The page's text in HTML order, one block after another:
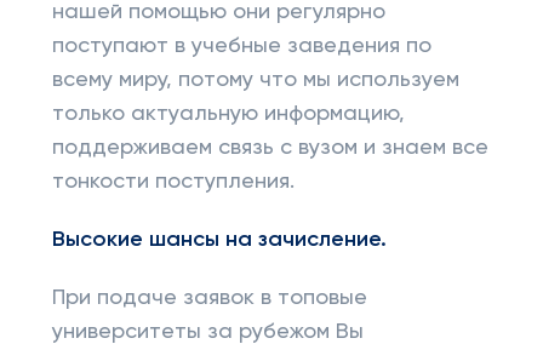
нашей помощью они регулярно
поступают в учебные заведения по
всему миру, потому что мы используем
только актуальную информацию,
поддерживаем связь с вузом и знаем все
тонкости поступления.
Высокие шансы на зачисление.
При подаче заявок в топовые
университеты за рубежом Вы